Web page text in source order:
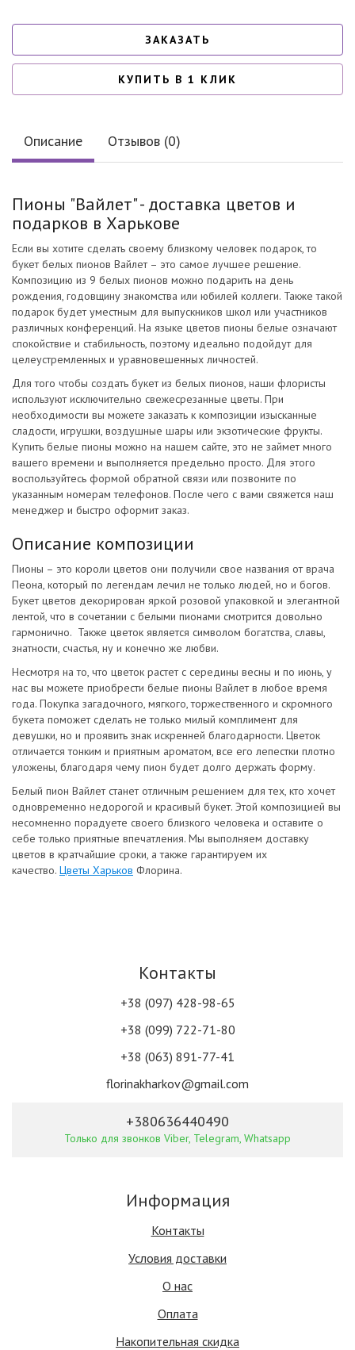
ЗАКАЗАТЬ
КУПИТЬ В 1 КЛИК
Описание Отзывов (0)
Пионы "Вайлет" - доставка цветов и
подарков в Харькове
Если вы хотите сделать своему близкому человек подарок, то
букет белых пионов Вайлет – это самое лучшее решение.
Композицию из 9 белых пионов можно подарить на день
рождения, годовщину знакомства или юбилей коллеги. Также такой
подарок будет уместным для выпускников школ или участников
различных конференций. На языке цветов пионы белые означают
спокойствие и стабильность, поэтому идеально подойдут для
целеустремленных и уравновешенных личностей.
Для того чтобы создать букет из белых пионов, наши флористы
используют исключительно свежесрезанные цветы. При
необходимости вы можете заказать к композиции изысканные
сладости, игрушки, воздушные шары или экзотические фрукты.
Купить белые пионы можно на нашем сайте, это не займет много
вашего времени и выполняется предельно просто. Для этого
воспользуйтесь формой обратной связи или позвоните по
указанным номерам телефонов. После чего с вами свяжется наш
менеджер и быстро оформит заказ.
Описание композиции
Пионы – это короли цветов они получили свое названия от врача
Пеона, который по легендам лечил не только людей, но и богов.
Букет цветов декорирован яркой розовой упаковкой и элегантной
лентой, что в сочетании с белыми пионами смотрится довольно
гармонично. Также цветок является символом богатства, славы,
знатности, счастья, ну и конечно же любви.
Несмотря на то, что цветок растет с середины весны и по июнь, у
нас вы можете приобрести белые пионы Вайлет в любое время
года. Покупка загадочного, мягкого, торжественного и скромного
букета поможет сделать не только милый комплимент для
девушки, но и проявить знак искренней благодарности. Цветок
отличается тонким и приятным ароматом, все его лепестки плотно
уложены, благодаря чему пион будет долго держать форму.
Белый пион Вайлет станет отличным решением для тех, кто хочет
одновременно недорогой и красивый букет. Этой композицией вы
несомненно порадуете своего близкого человека и оставите о
себе только приятные впечатления. Мы выполняем доставку
цветов в кратчайшие сроки, а также гарантируем их
качество. Цветы Харьков Флорина.
Контакты
+38 (097) 428-98-65
+38 (099) 722-71-80
+38 (063) 891-77-41
florinakharkov@gmail.com
+380636440490
Только для звонков Viber, Telegram, Whatsapp
Информация
Контакты
Условия доставки
О нас
Оплата
Накопительная скидка